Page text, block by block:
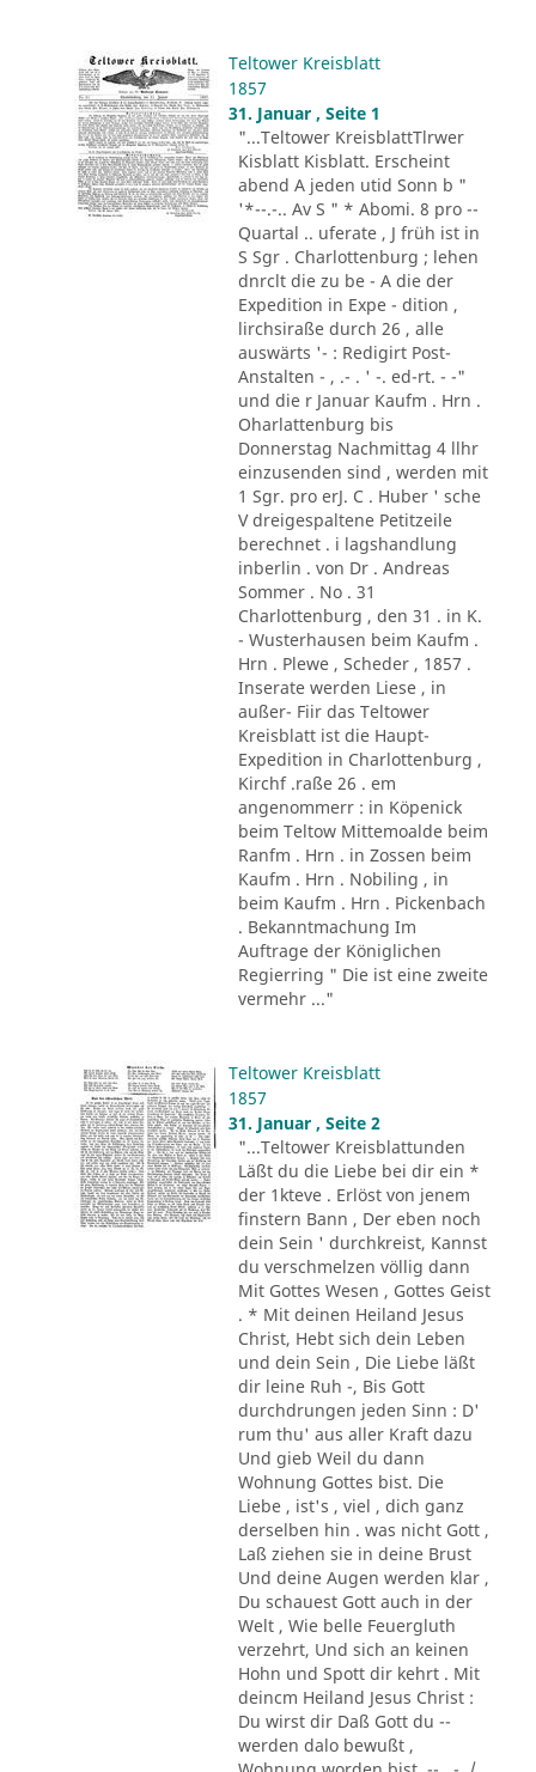
Teltower Kreisblatt
1857
31. Januar , Seite 1
"...Teltower KreisblattTlrwer
Kisblatt Kisblatt. Erscheint
abend A jeden utid Sonn b "
'*--.-.. Av S " * Abomi. 8 pro --
Quartal .. uferate , J früh ist in
S Sgr . Charlottenburg ; lehen
dnrclt die zu be - A die der
Expedition in Expe - dition ,
lirchsiraße durch 26 , alle
auswärts '- : Redigirt Post-
Anstalten - , .- . ' -. ed-rt. - -"
und die r Januar Kaufm . Hrn .
Oharlattenburg bis
Donnerstag Nachmittag 4 llhr
einzusenden sind , werden mit
1 Sgr. pro erJ. C . Huber ' sche
V dreigespaltene Petitzeile
berechnet . i lagshandlung
inberlin . von Dr . Andreas
Sommer . No . 31
Charlottenburg , den 31 . in K.
- Wusterhausen beim Kaufm .
Hrn . Plewe , Scheder , 1857 .
Inserate werden Liese , in
außer- Fiir das Teltower
Kreisblatt ist die Haupt-
Expedition in Charlottenburg ,
Kirchf .raße 26 . em
angenommerr : in Köpenick
beim Teltow Mittemoalde beim
Ranfm . Hrn . in Zossen beim
Kaufm . Hrn . Nobiling , in
beim Kaufm . Hrn . Pickenbach
. Bekanntmachung Im
Auftrage der Königlichen
Regierring " Die ist eine zweite
vermehr ..."
Teltower Kreisblatt
1857
31. Januar , Seite 2
"...Teltower Kreisblattunden
Läßt du die Liebe bei dir ein *
der 1kteve . Erlöst von jenem
finstern Bann , Der eben noch
dein Sein ' durchkreist, Kannst
du verschmelzen völlig dann
Mit Gottes Wesen , Gottes Geist
. * Mit deinen Heiland Jesus
Christ, Hebt sich dein Leben
und dein Sein , Die Liebe läßt
dir leine Ruh -, Bis Gott
durchdrungen jeden Sinn : D'
rum thu' aus aller Kraft dazu
Und gieb Weil du dann
Wohnung Gottes bist. Die
Liebe , ist's , viel , dich ganz
derselben hin . was nicht Gott ,
Laß ziehen sie in deine Brust
Und deine Augen werden klar ,
Du schauest Gott auch in der
Welt , Wie belle Feuergluth
verzehrt, Und sich an keinen
Hohn und Spott dir kehrt . Mit
deincm Heiland Jesus Christ :
Du wirst dir Daß Gott du --
werden dalo bewußt ,